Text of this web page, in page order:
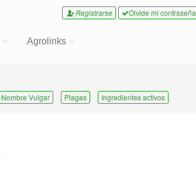
Registrarse Olvide mi contraseña
Agrolinks
Nombre Vulgar Plagas Ingredientes activos